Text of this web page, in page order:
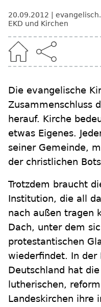
20.09.2012
EKD und Kirchen
Die evangelische
Zusammenschluss
herauf. Kirche
etwas Eigenes.
seiner Gemeinde,
der christlichen
Trotzdem braucht
Institution, die all
nach außen tragen
Dach, unter dem
protestantischen
wiederfindet. In der
Deutschland hat
lutherischen,
Landeskirchen ihre